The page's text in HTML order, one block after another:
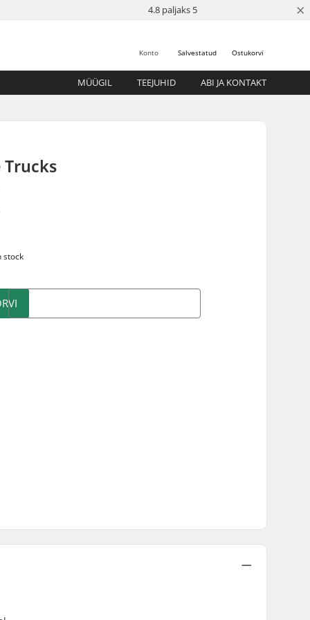
4.8 paljaks 5 ×
Ostukorvi
Salvestatud
Konto
MÜÜGIL TEEJUHID ABI JA KONTAKT
stock